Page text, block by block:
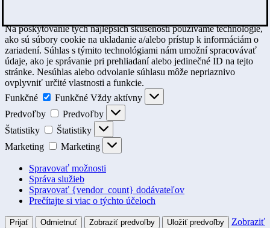
Na poskytovanie tých najlepších skúseností používame technológie,
ako sú súbory cookie na ukladanie a/alebo prístup k informáciám o
zariadení. Súhlas s týmito technológiami nám umožní spracovávať
údaje, ako je správanie pri prehliadaní alebo jedinečné ID na tejto
stránke. Nesúhlas alebo odvolanie súhlasu môže nepriaznivo
ovplyvniť určité vlastnosti a funkcie.
Funkčné
Funkčné Vždy aktívny
Predvoľby
Predvoľby
Štatistiky
Štatistiky
Marketing
Marketing
Spravovať možnosti
Správa služieb
Spravovať {vendor_count} dodávateľov
Prečítajte si viac o týchto účeloch
Prijať Odmietnuť Zobraziť predvoľby Uložiť predvoľby
Zobraziť